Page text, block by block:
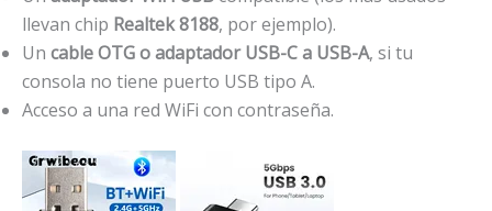
llevan chip Realtek 8188, por ejemplo).
Un cable OTG o adaptador USB-C a USB-A, si tu
consola no tiene puerto USB tipo A.
Acceso a una red WiFi con contraseña.